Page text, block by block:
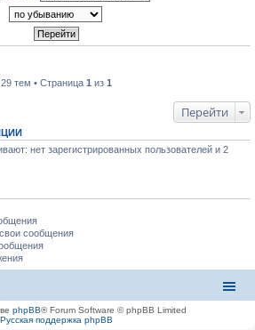
29 тем • Страница 1 из 1
Перейти
нет зарегистрированных пользователей и 2
сообщения
phpBB® Forum Software © phpBB Limited
Русская поддержка phpBB